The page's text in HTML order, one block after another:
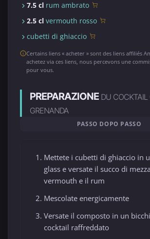
7.5 cl rum ambrato
2.5 cl vermouth rosso
cubetti di ghiaccio
Certains liens « acheter » sont des liens affiliés
achetez via ces liens, nous percevons une
pour vous.
PREPARAZIONE DU
GRENANDA
PASSO DOPO PASSO
Mettete i cubetti di ghiaccio in
glass e versate il succo di
vermouth e il rum
Mescolate energicamente
Versate il composto in un
cocktail raffreddato